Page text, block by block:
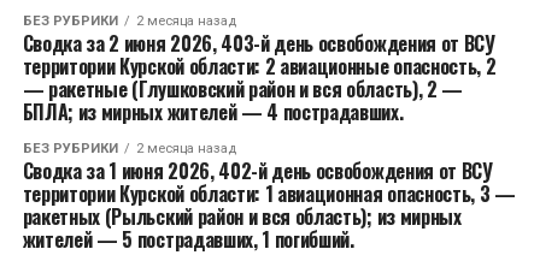
БЕЗ РУБРИКИ 2 месяца назад
Сводка за 2 июня 2026, 403-й день освобождения от ВСУ
территории Курской области: 2 авиационные опасность, 2
— ракетные (Глушковский район и вся область), 2 —
БПЛА; из мирных жителей — 4 пострадавших.
БЕЗ РУБРИКИ 2 месяца назад
Сводка за 1 июня 2026, 402-й день освобождения от ВСУ
территории Курской области: 1 авиационная опасность, 3 —
ракетных (Рыльский район и вся область); из мирных
жителей — 5 пострадавших, 1 погибший.